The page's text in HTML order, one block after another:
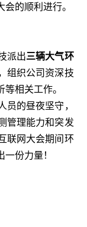
的顺利进行。
派出三辆大气环
组织公司资深技
相关工作。
的昼夜坚守，
管理能力和突发
联网大会期间环
份力量！